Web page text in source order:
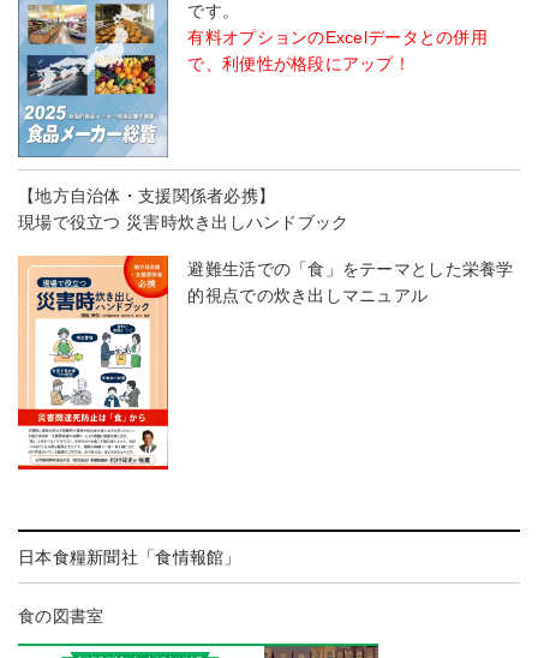
です。
有料オプションのExcelデータとの併用
で、利便性が格段にアップ！
【地方自治体・支援関係者必携】
現場で役立つ 災害時炊き出しハンドブック
避難生活での「食」をテーマとした栄養学
的視点での炊き出しマニュアル
日本食糧新聞社「食情報館」
食の図書室